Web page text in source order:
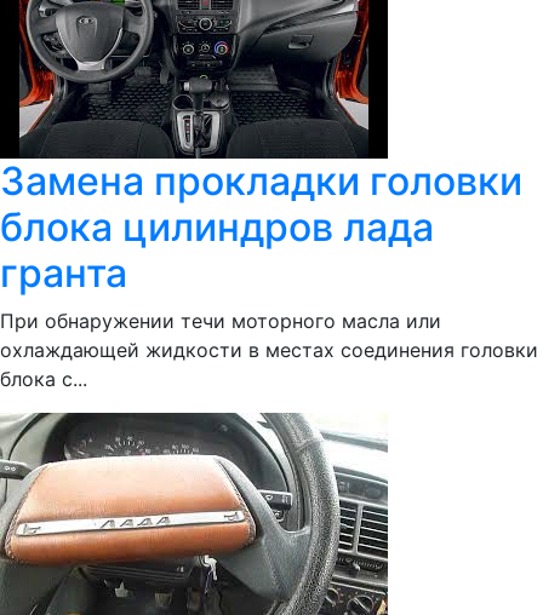
Замена прокладки головки
блока цилиндров лада
гранта
При обнаружении течи моторного масла или
охлаждающей жидкости в местах соединения головки
блока с...